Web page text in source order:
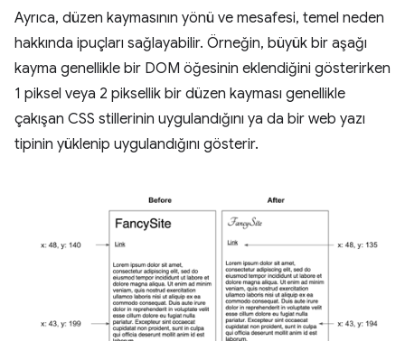
Ayrıca, düzen kaymasının yönü ve mesafesi, temel neden
hakkında ipuçları sağlayabilir. Örneğin, büyük bir aşağı
kayma genellikle bir DOM öğesinin eklendiğini gösterirken
1 piksel veya 2 piksellik bir düzen kayması genellikle
çakışan CSS stillerinin uygulandığını ya da bir web yazı
tipinin yüklenip uygulandığını gösterir.